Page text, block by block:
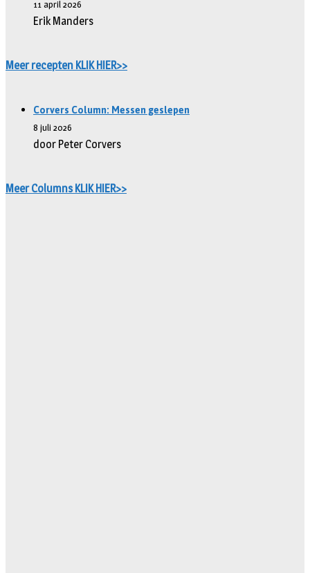
11 april 2026
Erik Manders
Meer recepten KLIK HIER>>
Corvers Column: Messen geslepen
8 juli 2026
door Peter Corvers
Meer Columns KLIK HIER>>